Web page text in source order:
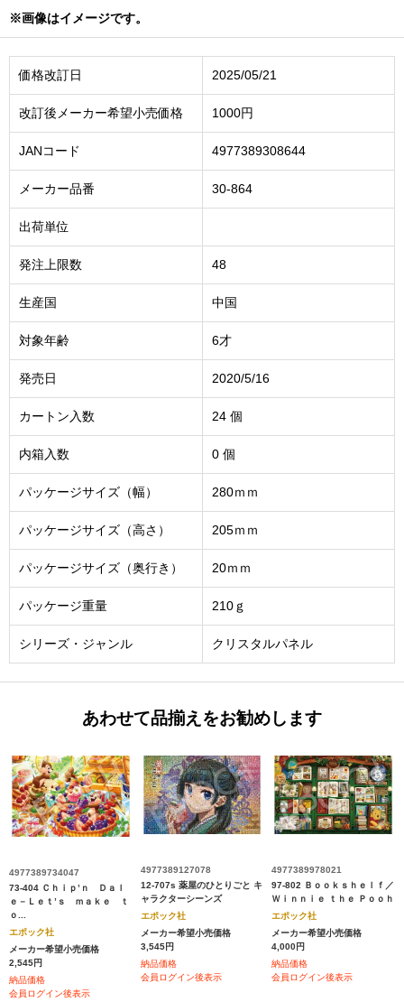
※画像はイメージです。
価格改訂日 2025/05/21
改訂後メーカー希望小売価格 1000円
JANコード 4977389308644
メーカー品番 30-864
出荷単位
発注上限数 48
生産国 中国
対象年齢 6才
発売日 2020/5/16
カートン入数 24 個
内箱入数 0 個
パッケージサイズ（幅） 280ｍｍ
パッケージサイズ（高さ） 205ｍｍ
パッケージサイズ（奥行き） 20ｍｍ
パッケージ重量 210ｇ
シリーズ・ジャンル クリスタルパネル
あわせて品揃えをお勧めします
4977389734047
73-404 Ｃｈｉｐ’ｎ Ｄａｌ
ｅ－Ｌｅｔ’ｓ ｍａｋｅ ｔ
ｏ...
エポック社
メーカー希望小売価格
2,545円
納品価格
会員ログイン後表示
4977389127078
12-707s 薬屋のひとりごと キ
ャラクターシーンズ
エポック社
メーカー希望小売価格
3,545円
納品価格
会員ログイン後表示
4977389978021
97-802 Ｂｏｏｋｓｈｅｌｆ／
Ｗｉｎｎｉｅ ｔｈｅ Ｐｏｏｈ
エポック社
メーカー希望小売価格
4,000円
納品価格
会員ログイン後表示